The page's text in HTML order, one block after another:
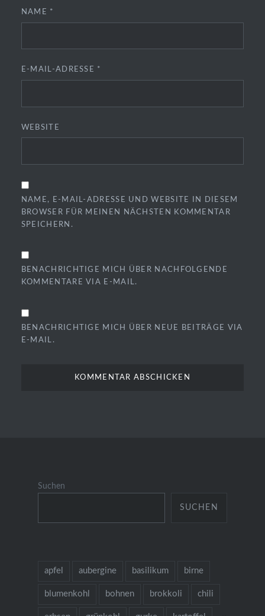
NAME *
E-MAIL-ADRESSE *
WEBSITE
NAME, E-MAIL-ADRESSE UND WEBSITE IN DIESEM
BROWSER FÜR MEINEN NÄCHSTEN KOMMENTAR
SPEICHERN.
BENACHRICHTIGE MICH ÜBER NACHFOLGENDE
KOMMENTARE VIA E-MAIL.
BENACHRICHTIGE MICH ÜBER NEUE BEITRÄGE VIA
E-MAIL.
Suchen
SUCHEN
apfel aubergine basilikum birne
blumenkohl bohnen brokkoli chili